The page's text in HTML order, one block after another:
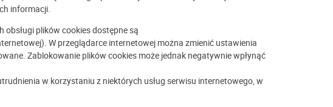
informacji.
obsługi plików cookies dostępne są
W przeglądarce internetowej można zmienić ustawienia
Zablokowanie plików cookies może jednak negatywnie wpłynąć
w korzystaniu z niektórych usług serwisu internetowego, w